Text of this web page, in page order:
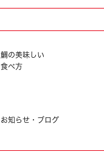
鯛の美味しい
食べ方
お知らせ・ブログ